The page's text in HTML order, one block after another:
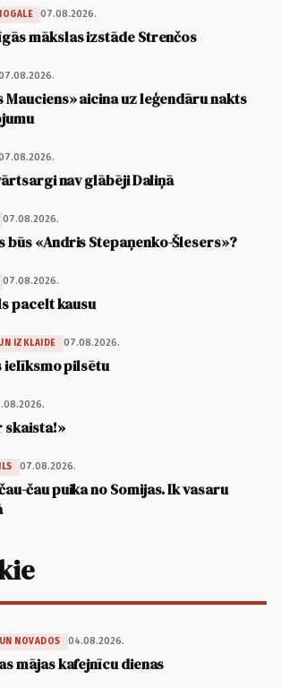
07.08.2026.
mākslas izstāde Strenčos
Mauciens» aicina uz leģendāru nakts
nav glābēji Daliņā
07.08.2026.
būs «Andris Stepaņenko-Šlesers»?
07.08.2026.
pacelt kausu
IZKLAIDE 07.08.2026.
ielīksmo pilsētu
skaista!»
07.08.2026.
čau puika no Somijas. Ik vasaru
NOVADOS 04.08.2026.
mājas kafejnīcu dienas